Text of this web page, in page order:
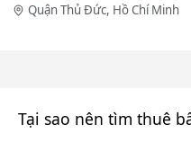
Quận Thủ Đức, Hồ Chí Minh
Tại sao nên tìm thuê